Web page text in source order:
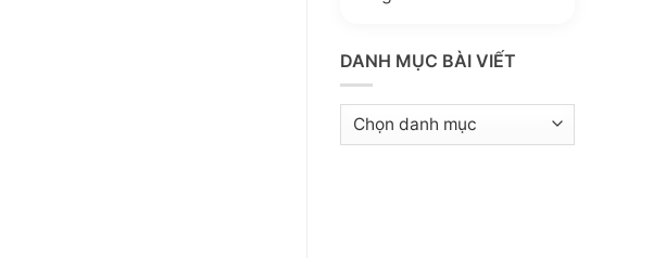
DANH MỤC BÀI VIẾT
Danh
mục